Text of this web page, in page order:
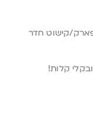
קישוט חדר
קלות!